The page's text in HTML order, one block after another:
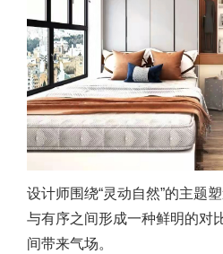
设计师围绕“灵动自然”的主题
与有序之间形成一种鲜明的对
间带来气场。